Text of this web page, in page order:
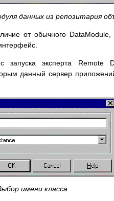
данных из репозитария
от обычного
запуска эксперта Remote
данный сервер
имени класса